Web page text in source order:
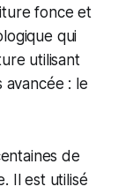
fonce et
qui
utilisant
: le
de
Il est utilisé